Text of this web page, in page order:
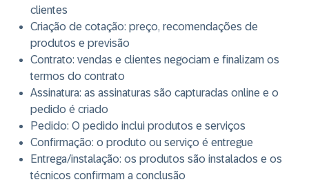
clientes
Criação de cotação: preço, recomendações de
produtos e previsão
Contrato: vendas e clientes negociam e finalizam os
termos do contrato
Assinatura: as assinaturas são capturadas online e o
pedido é criado
Pedido: O pedido inclui produtos e serviços
Confirmação: o produto ou serviço é entregue
Entrega/instalação: os produtos são instalados e os
técnicos confirmam a conclusão